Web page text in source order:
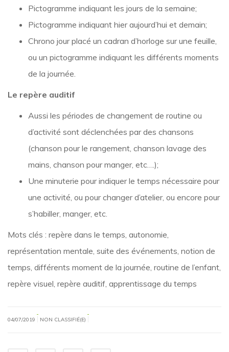
Pictogramme indiquant les jours de la semaine;
Pictogramme indiquant hier aujourd’hui et demain;
Chrono jour placé un cadran d’horloge sur une feuille,
ou un pictogramme indiquant les différents moments
de la journée.
Le repère auditif
Aussi les périodes de changement de routine ou
d’activité sont déclenchées par des chansons
(chanson pour le rangement, chanson lavage des
mains, chanson pour manger, etc….);
Une minuterie pour indiquer le temps nécessaire pour
une activité, ou pour changer d’atelier, ou encore pour
s’habiller, manger, etc.
Mots clés : repère dans le temps, autonomie,
représentation mentale, suite des événements, notion de
temps, différents moment de la journée, routine de l’enfant,
repère visuel, repère auditif, apprentissage du temps
04/07/2019 NON CLASSIFIÉ(E)